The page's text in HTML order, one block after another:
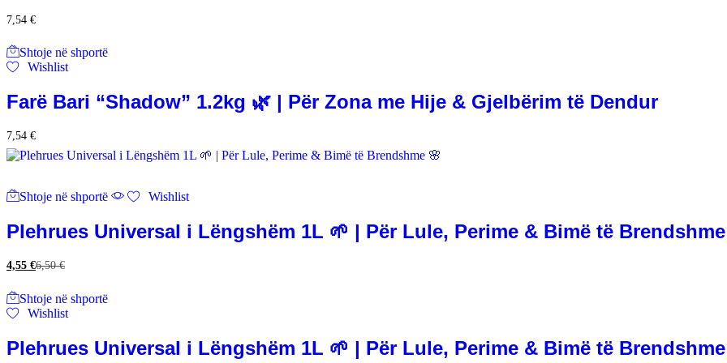
7,54 €
Shtoje në shportë
Wishlist
Farë Bari “Shadow” 1.2kg 🌿 | Për Zona me Hije & Gjelbërim të Dendur
7,54 €
Shtoje në shportë Wishlist
Plehrues Universal i Lëngshëm 1L 🌱 | Për Lule, Perime & Bimë të
4,55 €6,50€
Shtoje në shportë
Wishlist
Plehrues Universal i Lëngshëm 1L 🌱 | Për Lule, Perime & Bimë të